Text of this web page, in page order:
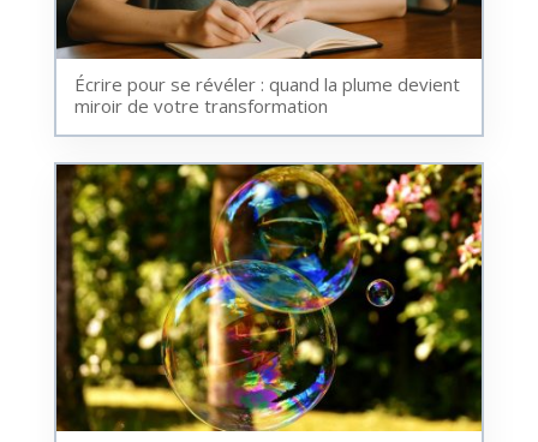
Écrire pour se révéler : quand la plume devient
miroir de votre transformation